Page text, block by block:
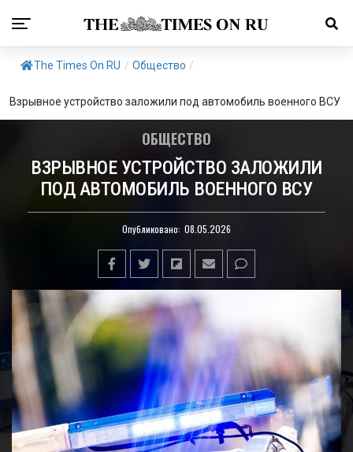
The Times On RU / Общество /
Взрывное устройство заложили под автомобиль военного ВСУ
ОБЩЕСТВО
ВЗРЫВНОЕ УСТРОЙСТВО ЗАЛОЖИЛИ
ПОД АВТОМОБИЛЬ ВОЕННОГО ВСУ
Опубликовано: 08.05.2026